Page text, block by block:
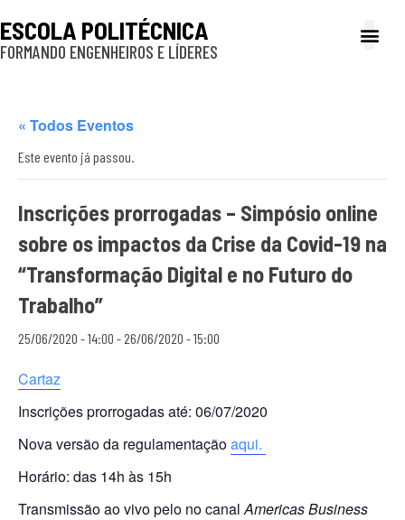
ESCOLA POLITÉCNICA
FORMANDO ENGENHEIROS E LÍDERES
« Todos Eventos
Este evento já passou.
Inscrições prorrogadas – Simpósio online
sobre os impactos da Crise da Covid-19 na
“Transformação Digital e no Futuro do
Trabalho”
25/06/2020 - 14:00 - 26/06/2020 - 15:00
Cartaz
Inscrições prorrogadas até: 06/07/2020
Nova versão da regulamentaçãoaqui.
Horário: das 14h às 15h
Transmissão ao vivo pelo no canalAmericas Business